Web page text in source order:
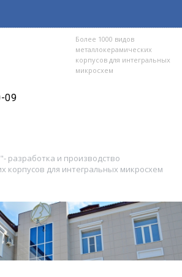
Более 1000 видов
металлокерамических
корпусов для интегральных
микросхем
09
разработка и производство
корпусов для интегральных микросхем